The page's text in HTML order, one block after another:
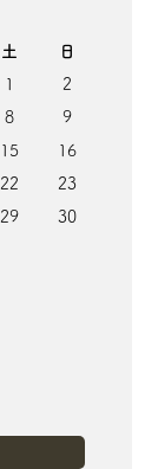
土
日
1
2
8
9
15
16
22
23
29
30